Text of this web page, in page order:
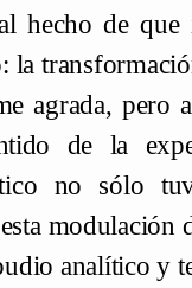
al hecho de
la
agrada, pero
de la
no sólo
modulación
analítico y